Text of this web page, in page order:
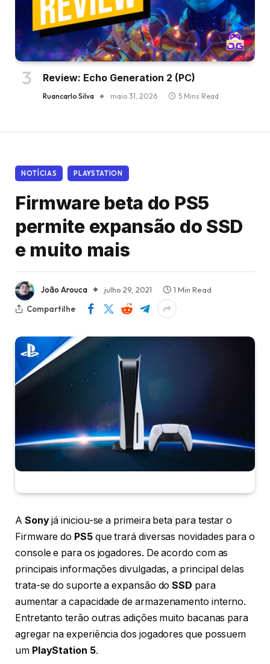
Review: Echo Generation 2 (PC)
Ruancarlo Silva maio 31, 2026 5 Mins Read
NOTÍCIAS PLAYSTATION
Firmware beta do PS5
permite expansão do SSD
e muito mais
João Arouca julho 29, 2021
1 Min Read
Compartilhe
A Sonyjá iniciou-se a primeira beta para testar o
Firmware do PS5 que trará diversas novidades para o
console e para os jogadores. De acordo com as
principais informações divulgadas, a principal delas
trata-se do suporte a expansão doSSD para
aumentar a capacidade de armazenamento interno.
Entretanto terão outras adições muito bacanas para
agregar na experiência dos jogadores que possuem
um PlayStation 5.